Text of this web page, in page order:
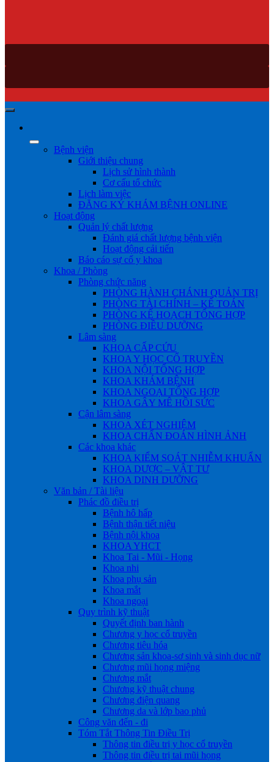
Bệnh viện
Giới thiệu chung
Lịch sử hình thành
Cơ cấu tổ chức
Lịch làm việc
ĐĂNG KÝ KHÁM BỆNH ONLINE
Hoạt động
Quản lý chất lượng
Đánh giá chất lượng bệnh viện
Hoạt động cải tiến
Báo cáo sự cố y khoa
Khoa / Phòng
Phòng chức năng
PHÒNG HÀNH CHÁNH QUẢN TRỊ
PHÒNG TÀI CHÍNH – KẾ TOÁN
PHÒNG KẾ HOẠCH TỔNG HỢP
PHÒNG ĐIỀU DƯỠNG
Lâm sàng
KHOA CẤP CỨU
KHOA Y HỌC CỔ TRUYỀN
KHOA NỘI TỔNG HỢP
KHOA KHÁM BỆNH
KHOA NGOẠI TỔNG HỢP
KHOA GÂY MÊ HỒI SỨC
Cận lâm sàng
KHOA XÉT NGHIỆM
KHOA CHẨN ĐOÁN HÌNH ẢNH
Các khoa khác
KHOA KIỂM SOÁT NHIỄM KHUẨN
KHOA DƯỢC – VẬT TƯ
KHOA DINH DƯỠNG
Văn bản / Tài liệu
Phác đồ điều trị
Bệnh hô hấp
Bệnh thận tiết niệu
Bệnh nội khoa
KHOA YHCT
Khoa Tai - Mũi - Họng
Khoa nhi
Khoa phụ sản
Khoa mắt
Khoa ngoại
Quy trình kỹ thuật
Quyết định ban hành
Chương y học cổ truyền
Chương tiêu hóa
Chương sản khoa-sơ sinh và sinh dục nữ
Chương mũi họng miệng
Chương mắt
Chương kỹ thuật chung
Chương điện quang
Chương da và lớp bao phủ
Công văn đến - đi
Tóm Tắt Thông Tin Điều Trị
Thông tin điều trị y học cổ truyền
Thông tin điều trị tai mũi họng